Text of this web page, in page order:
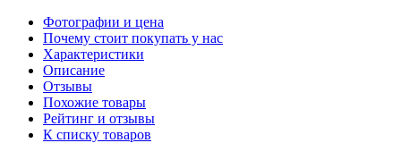
Фотографии и цена
Почему стоит покупать у нас
Характеристики
Описание
Отзывы
Похожие товары
Рейтинг и отзывы
К списку товаров